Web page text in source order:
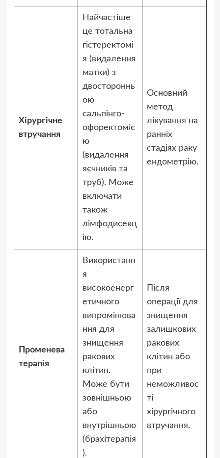
Хірургічне
втручання
Найчастіше
це тотальна
гістеректомі
я (видалення
матки) з
двостороннь
ою
сальпінго-
офоректоміє
ю
(видалення
яєчників та
труб). Може
включати
також
лімфодисекц
ію.
Основний
метод
лікування на
ранніх
стадіях раку
ендометрію.
Променева
терапія
Використанн
я
високоенерг
етичного
випромінюва
ння для
знищення
ракових
клітин.
Може бути
зовнішньою
або
внутрішньою
(брахітерапія
).
Після
операції для
знищення
залишкових
ракових
клітин або
при
неможливос
ті
хірургічного
втручання.